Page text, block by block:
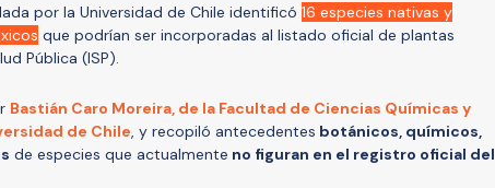
por la Universidad de Chile identificó 16 especies nativas y
que podrían ser incorporadas al listado oficial de plantas
Pública (ISP).
Bastián Caro Moreira, de la Facultad de Ciencias Químicas y
de Chile, y recopiló antecedentes botánicos, químicos,
de especies que actualmente no figuran en el registro oficial del